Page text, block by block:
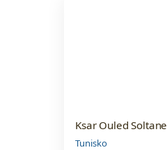
Ksar Ouled Soltane
Tunisko